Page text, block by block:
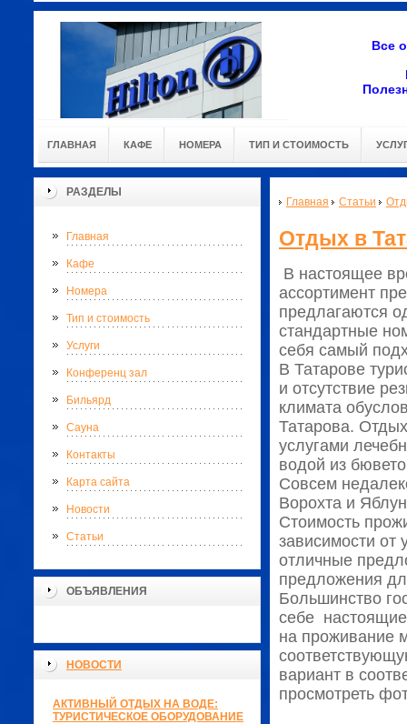
Все
ГЛАВНАЯ КАФЕ НОМЕРА ТИП И СТОИМОСТЬ
РАЗДЕЛЫ
Главная
Кафе
Номера
Тип и стоимость
Услуги
Конференц зал
Бильярд
Сауна
Контакты
Карта сайта
Новости
Статьи
ОБЪЯВЛЕНИЯ
НОВОСТИ
АКТИВНЫЙ ОТДЫХ НА ВОДЕ:
ТУРИСТИЧЕСКОЕ ОБОРУДОВАНИЕ
Главная Статьи
Отдых в
В настоящее
ассортимент
предлагаются
стандартные
себя самый
В Татарове
и отсутствие
климата
Татарова.
услугами
водой из
Совсем
Ворохта и
Стоимость
зависимости от
отличные
предложения
Большинство
себе настоящие
на проживание
вариант в
просмотреть